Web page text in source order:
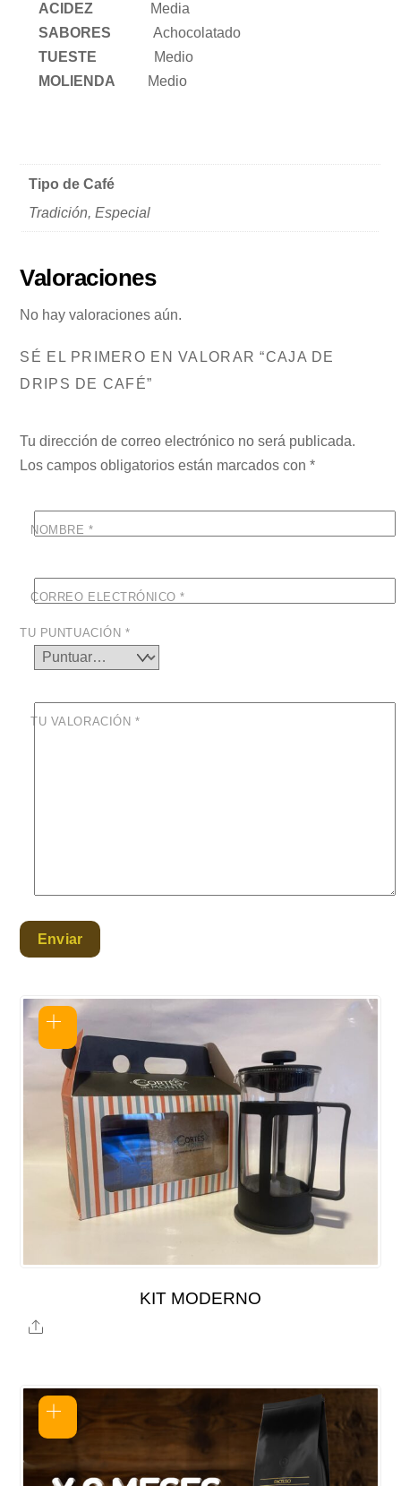
ACIDEZMedia
SABORES Achocolatado
TUESTE Medio
MOLIENDA Medio
Tipo de Café
Tradición, Especial
Valoraciones
No hay valoraciones aún.
SÉ EL PRIMERO EN VALORAR “CAJA DE
DRIPS DE CAFÉ”
Tu dirección de correo electrónico no será publicada.
Los campos obligatorios están marcados con*
NOMBRE *
CORREO ELECTRÓNICO*
TU PUNTUACIÓN *
TU VALORACIÓN *
KIT MODERNO
Share